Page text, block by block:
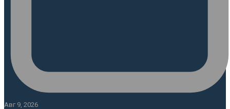
Авг 9, 2026